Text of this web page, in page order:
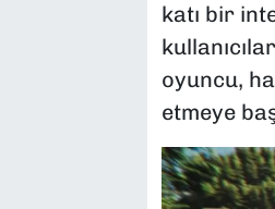
katı bir
oyuncu,
etmeye